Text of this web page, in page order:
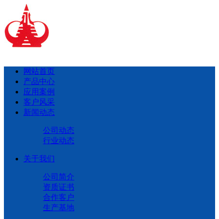
网站首页
产品中心
应用案例
客户风采
新闻动态
公司动态
行业动态
关于我们
公司简介
资质证书
合作客户
生产基地